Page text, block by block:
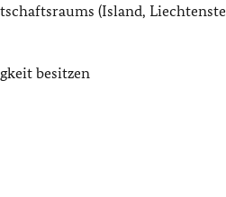
(Island,
besitzen